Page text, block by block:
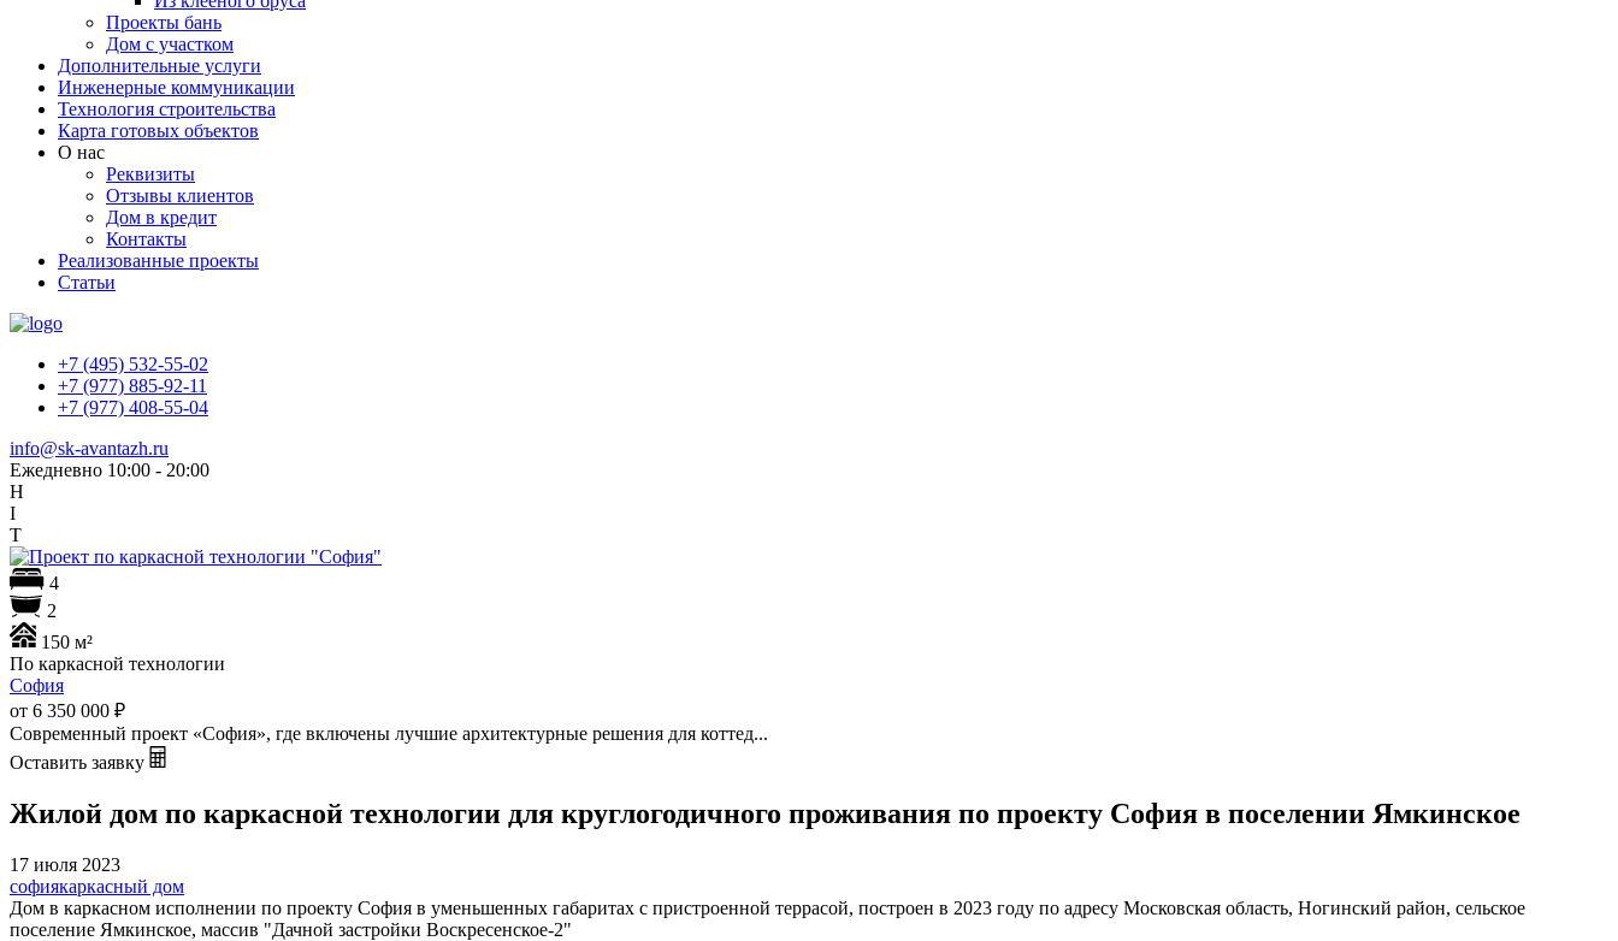
Проекты бань
Дом с участком
Дополнительные услуги
Инженерные коммуникации
Технология строительства
Карта готовых объектов
О нас
Реквизиты
Отзывы клиентов
Дом в кредит
Контакты
Реализованные проекты
Статьи
+7 (495) 532-55-02
+7 (977) 885-92-11
+7 (977) 408-55-04
info@sk-avantazh.ru
Ежедневно 10:00 - 20:00
H
I
T
4
2
150 м²
По каркасной технологии
София
от 6 350 000 ₽
Современный проект «София», где включены лучшие архитектурные решения для коттед...
Оставить заявку
Жилой дом по каркасной технологии для круглогодичного проживания по проекту София в поселении Ямкинское
17 июля 2023
софиякаркасный дом
Дом в каркасном исполнении по проекту София в уменьшенных габаритах с пристроенной террасой, построен в 2023 году по адресу Московская область, Ногинский район, сельское
поселение Ямкинское, массив "Дачной застройки Воскресенское-2"